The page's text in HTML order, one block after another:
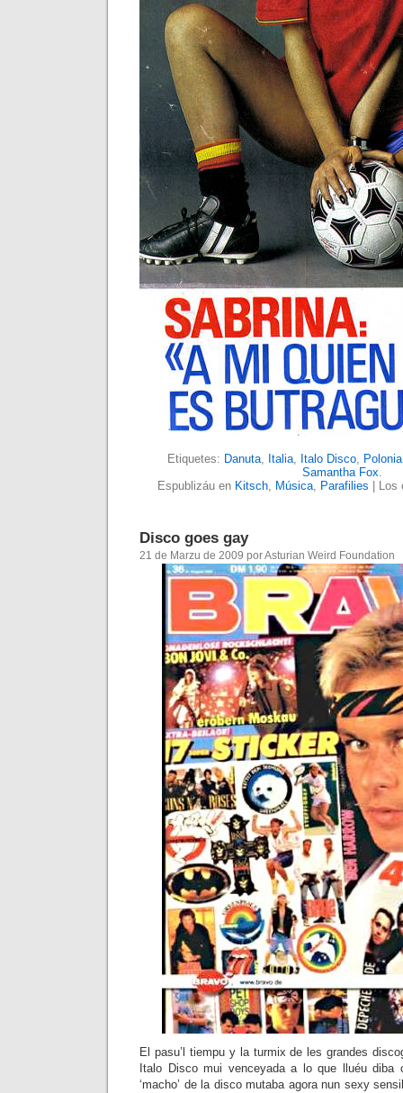
Etiquetes: Danuta, Italia, Italo Disco, Polonia
Samantha Fox.
Espublizáu en Kitsch, Música, Parafilies Los
Disco goes gay
21 de Marzu de 2009 por Asturian Weird Foundation
El pasu’l tiempu y la turmix de les grandes
Italo Disco mui venceyada a lo que lluéu diba
‘macho’ de la disco mutaba agora nun sexy